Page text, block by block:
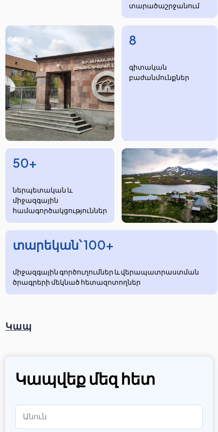
տարածաշրջանում
8
​​​գիտական
բաժանմունքներ
50+
ներպետական և
միջազգային
համագործակցություններ
տարեկան՝ 100+
միջազգային գործուղումներ և վերապատրաստման
ծրագրերի մեկնած հետազոտողներ
Կապ
Կապվեք մեզ հետ